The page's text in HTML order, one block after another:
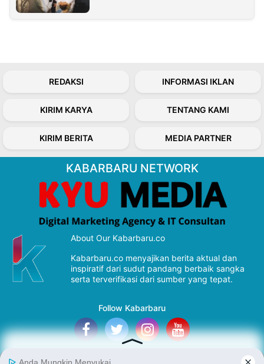
REDAKSI INFORMASI IKLAN
KIRIM KARYA TENTANG KAMI
KIRIM BERITA MEDIA PARTNER
KABARBARU NETWORK
About Our Kabarbaru.co
Kabarbaru.co menyajikan berita aktual dan
inspiratif dari sudut pandang berbaik sangka
serta terverifikasi dari sumber yang tepat.
Follow Kabarbaru